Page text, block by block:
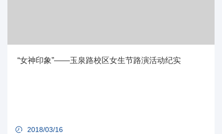
“女神印象”——玉泉路校区女生节路演活动纪实
2018/03/16